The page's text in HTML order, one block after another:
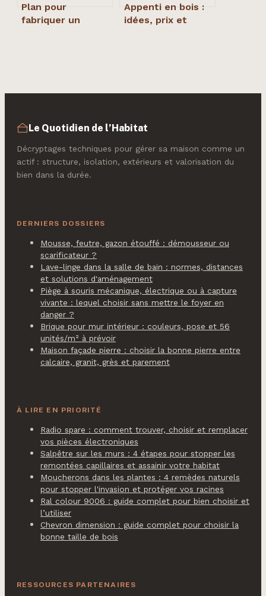
Plan pour
fabriquer un
Appenti en bois :
idées, prix et
Le Quotidien de l’Habitat
Décryptages techniques pour gérer sa maison comme un
actif : structure, isolation, extérieurs et valorisation du
bien dans la durée.
DERNIERS DOSSIERS
Mousse, feutre, gazon étouffé : démousseur ou
scarificateur ?
Lave-linge dans la salle de bain : normes, distances
et solutions d'aménagement
Piège à souris mécanique, électrique ou à capture
vivante : lequel choisir sans mettre le foyer en
danger ?
Brique pour mur intérieur : couleurs, pose et 56
unités/m² à prévoir
Maison façade pierre : choisir la bonne pierre entre
calcaire, granit, grès et parement
À LIRE EN PRIORITÉ
Radio spare : comment trouver, choisir et remplacer
vos pièces électroniques
Salpêtre sur les murs : 4 étapes pour stopper les
remontées capillaires et assainir votre habitat
Moucherons dans les plantes : 4 remèdes naturels
pour stopper l'invasion et protéger vos racines
Ral colour 9006 : guide complet pour bien choisir et
l’utiliser
Chevron dimension : guide complet pour choisir la
bonne taille de bois
RESSOURCES PARTENAIRES